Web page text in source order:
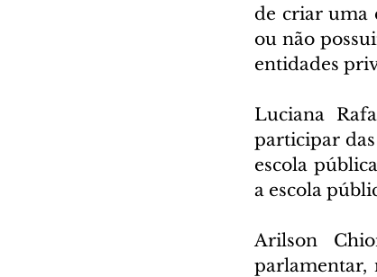
de criar uma
ou não
entidades
Luciana
participar
escola
a escola
Arilson
parlamentar,